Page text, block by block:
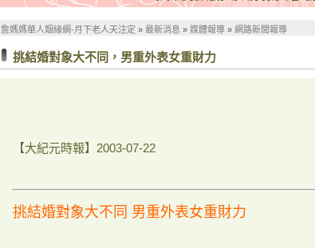
詹媽媽華人姻緣網-月下老人天注定 » 最新消息 » 媒體報導 » 網路新聞報導
挑結婚對象大不同，男重外表女重財力
【大紀元時報】2003-07-22
挑結婚對象大不同 男重外表女重財力